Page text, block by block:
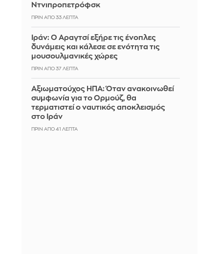
Ντνιπροπετρόφσκ
ΠΡΙΝ ΑΠΌ 33 ΛΕΠΤΆ
Ιράν: Ο Αραγτσί εξήρε τις ένοπλες
δυνάμεις και κάλεσε σε ενότητα τις
μουσουλμανικές χώρες
ΠΡΙΝ ΑΠΌ 37 ΛΕΠΤΆ
Αξιωματούχος ΗΠΑ: Όταν ανακοινωθεί
συμφωνία για το Ορμούζ, θα
τερματιστεί ο ναυτικός αποκλεισμός
στο Ιράν
ΠΡΙΝ ΑΠΌ 41 ΛΕΠΤΆ